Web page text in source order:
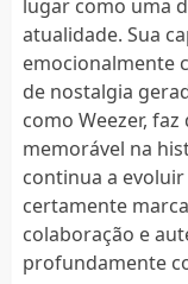
lugar como uma
atualidade. Sua
emocionalmente
de nostalgia
como Weezer,
memorável na
continua a
certamente
colaboração e
profundamente